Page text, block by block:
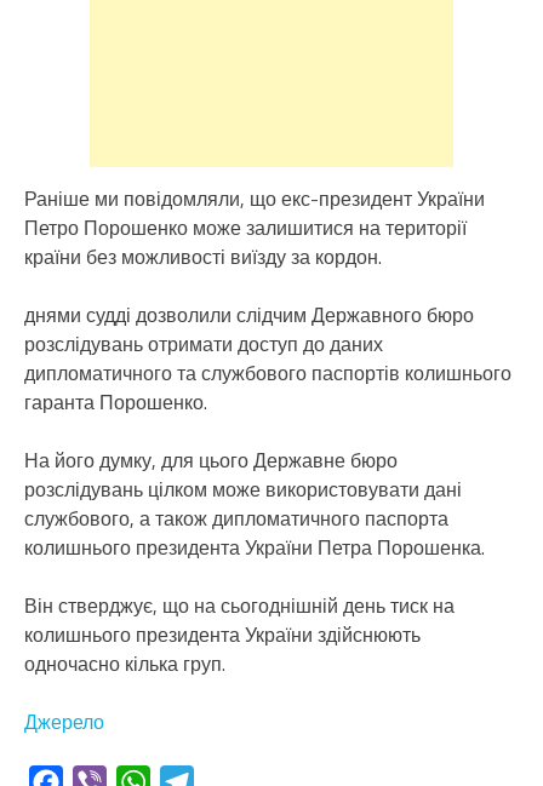
Раніше ми повідомляли, що екс-президент України
Петро Порошенко може залишитися на території
країни без можливості виїзду за кордон.
днями судді дозволили слідчим Державного бюро
розслідувань отримати доступ до даних
дипломатичного та службового паспортів колишнього
гаранта Порошенко.
На його думку, для цього Державне бюро
розслідувань цілком може використовувати дані
службового, а також дипломатичного паспорта
колишнього президента України Петра Порошенка.
Він стверджує, що на сьогоднішній день тиск на
колишнього президента України здійснюють
одночасно кілька груп.
Джерело